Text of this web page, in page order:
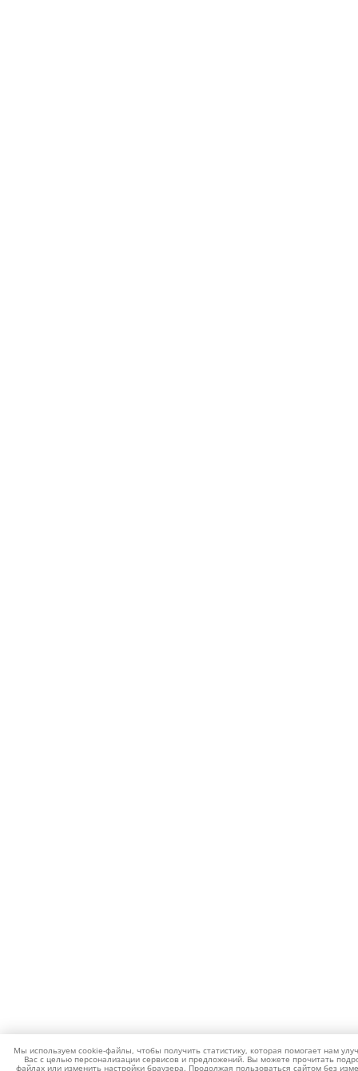
Мы используем cookie-файлы, чтобы получить статистику, которая помогает нам
Вас с целью персонализации сервисов и предложений. Вы можете прочитать
файлах или изменить настройки браузера. Продолжая пользоваться сайтом без